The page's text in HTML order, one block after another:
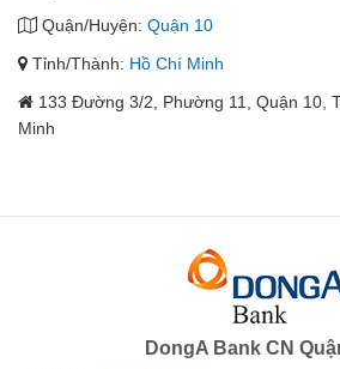
Quận/Huyện: Quận 10
Tỉnh/Thành: Hồ Chí Minh
133 Đường 3/2, Phường 11, Quận 10,
Minh
DongA Bank CN